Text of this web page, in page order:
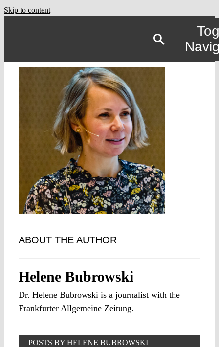
Skip to content
ABOUT THE AUTHOR
Helene Bubrowski
Dr. Helene Bubrowski is a journalist with the
Frankfurter Allgemeine Zeitung.
POSTS BY HELENE BUBROWSKI